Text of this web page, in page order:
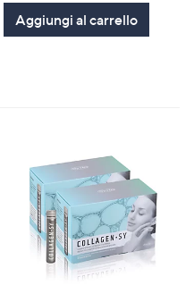
Stars
Aggiungi al carrello